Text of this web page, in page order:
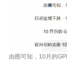
由图可知，10月的